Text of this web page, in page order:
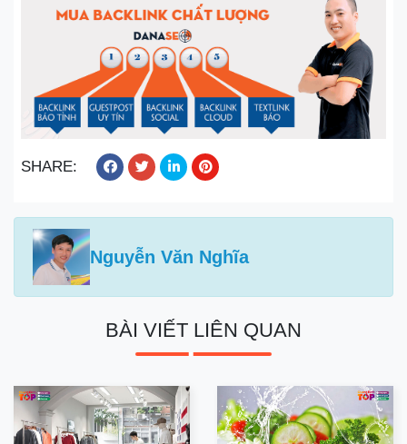
SHARE:
Nguyễn Văn Nghĩa
BÀI VIẾT LIÊN QUAN